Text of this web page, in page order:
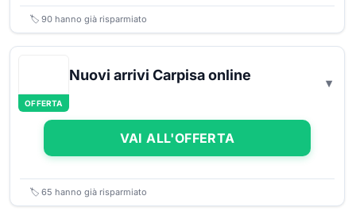
🏷️ 90 hanno già risparmiato
OFFERTA
Nuovi arrivi Carpisa online
VAI ALL'OFFERTA
🏷️ 65 hanno già risparmiato